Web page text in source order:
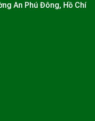
An Phú Đông, Hồ Chí